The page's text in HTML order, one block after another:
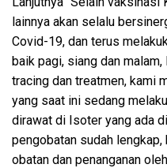
lainnya akan selalu
Covid-19, dan terus
baik pagi, siang dan
tracing dan treatmen, kami
yang saat ini sedang
dirawat di Isoter yang ada
pengobatan sudah
obatan dan penanganan